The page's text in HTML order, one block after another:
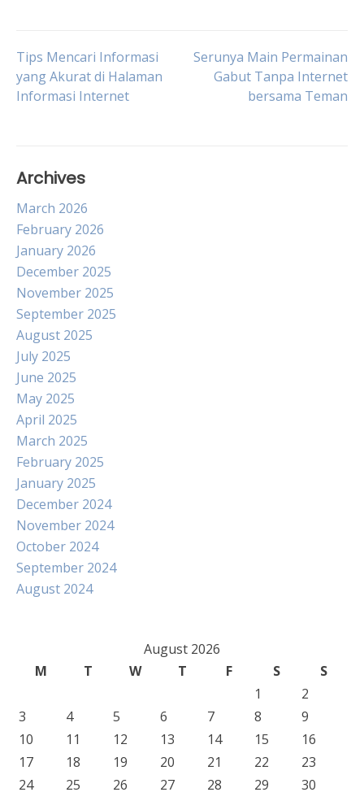
Post
navigation
Tips Mencari Informasi
yang Akurat di Halaman
Informasi Internet
Serunya Main Permainan
Gabut Tanpa Internet
bersama Teman
Archives
March 2026
February 2026
January 2026
December 2025
November 2025
September 2025
August 2025
July 2025
June 2025
May 2025
April 2025
March 2025
February 2025
January 2025
December 2024
November 2024
October 2024
September 2024
August 2024
August 2026
M
T W T F S
S
1
2
3
4 5 6 7 8
9
10
11 12 13 14 15
16
17
18 19 20 21 22
23
24
25 26 27 28 29
30